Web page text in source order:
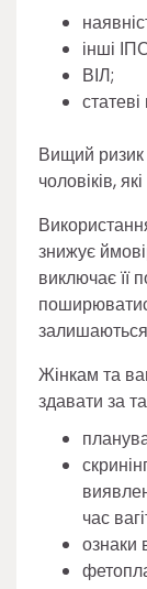
інші
ВІЛ;
Вищий ризик
чоловіків,
знижує
виключає її
Жінкам та
здавати за
час
ознаки